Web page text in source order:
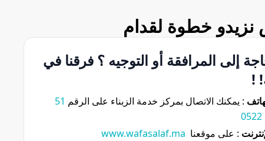
نزيدو خطوة لقدام
إلى المرافقة أو التوجيه ؟ فرقنا في
!
: يمكنك الاتصال بمركز خدمة الزبناء على الرقم
: على موقعنا www.wafasalaf.ma